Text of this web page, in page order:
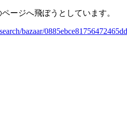
ージへ飛ぼうとしています。
bazaar/